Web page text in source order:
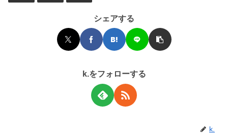
シェアする
k.をフォローする
k.